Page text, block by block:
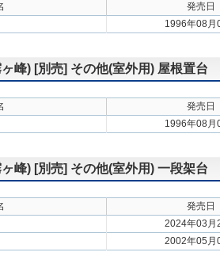
発売日
1996年08月
峰) [別売] その他(室外用) 屋根置台
発売日
1996年08月
峰) [別売] その他(室外用) 一段架台
発売日
2024年03月
2002年05月